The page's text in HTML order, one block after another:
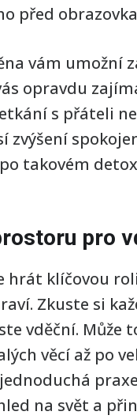
před
vám umožní
opravdu
s přáteli
zvýšení
takovém
pro
hrát klíčovou
Zkuste si
vděční. Může
věcí až po
na svět a